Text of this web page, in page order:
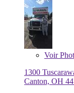
Voir
1300
Canton, OH